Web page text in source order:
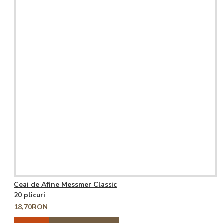
Ceai de Afine Messmer Classic
20 plicuri
18,70RON